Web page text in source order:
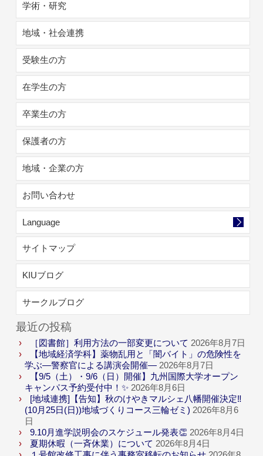
学術・研究
地域・社会連携
受験生の方
在学生の方
卒業生の方
保護者の方
地域・企業の方
お問い合わせ
Language
サイトマップ
KIUブログ
サークルブログ
最近の投稿
［図書館］利用方法の一部変更について 2026年8月7日
【地域経済学科】薬物乱用と「闇バイト」の危険性を
学ぶ―警察官による講演会開催― 2026年8月7日
【9/5（土）・9/6（日）開催】九州国際大学オープン
キャンパス予約受付中！✨ 2026年8月6日
[地域連携]【告知】秋のけやきマルシェ八幡開催決定‼
(10月25日(日))地域づくりコース三輪ゼミ) 2026年8月6
日
9.10月進学説明会のスケジュール発表👏 2026年8月4日
夏期休暇（一斉休業）について 2026年8月4日